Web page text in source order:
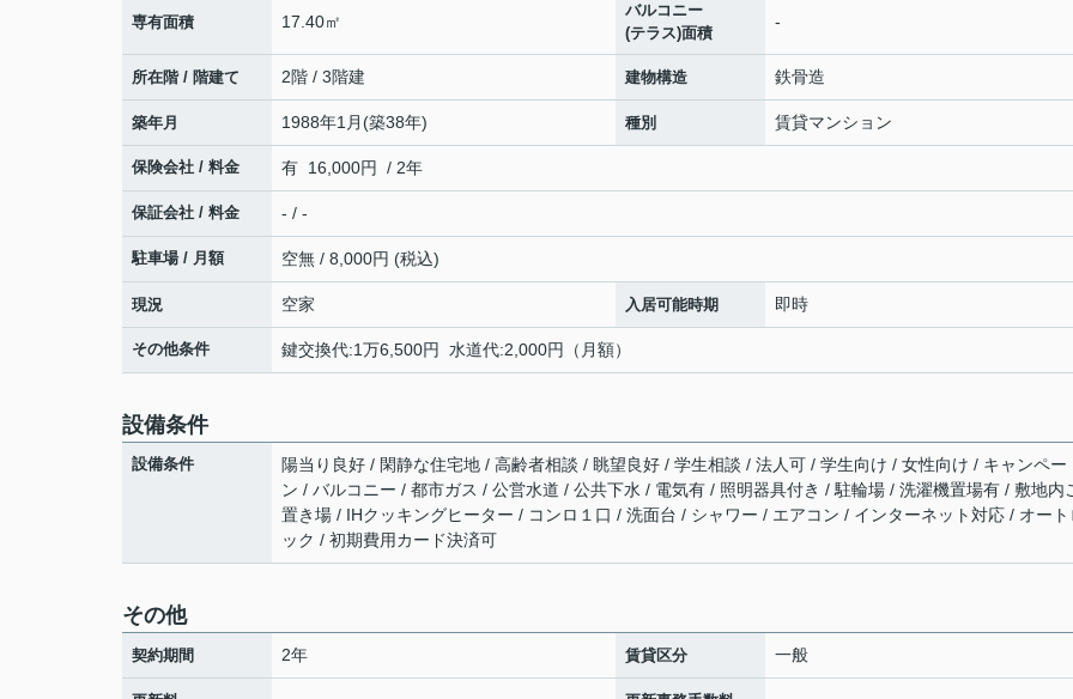
専有面積 17.40㎡
バルコニー
(テラス)面積
-
所在階 / 階建て 2階 / 3階建 建物構造 鉄骨造
築年月 1988年1月(築38年) 種別 賃貸マンション
保険会社 / 料金 有 16,000円 / 2年
保証会社 / 料金 - / -
駐車場 / 月額 空無 / 8,000円 (税込)
現況 空家 入居可能時期 即時
その他条件 鍵交換代:1万6,500円 水道代:2,000円（月額）
設備条件
設備条件
陽当り良好 / 閑静な住宅地 / 高齢者相談 / 眺望良好 / 学生相談 / 法人可 / 学生向け / 女性向け / キャンペー
ン / バルコニー / 都市ガス / 公営水道 / 公共下水 / 電気有 / 照明器具付き / 駐輪場 / 洗濯機置場有 / 敷地内
置き場 / IHクッキングヒーター / コンロ１口 / 洗面台 / シャワー / エアコン / インターネット対応 / オート
ック / 初期費用カード決済可
その他
契約期間 2年 賃貸区分 一般